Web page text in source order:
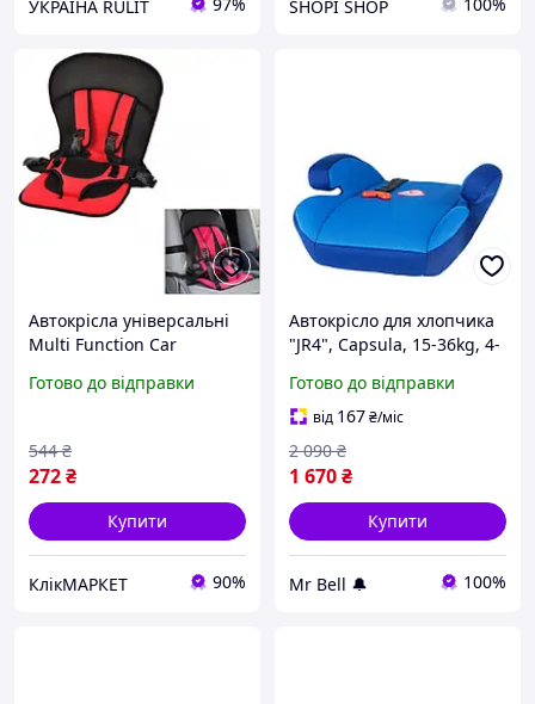
УКРАЇНА RULIT SHOPI SHOP
Автокрісла універсальні
Multi Function Car
для поїздок, Автокрісло
Готово до відправки
272₴
544 ₴
Купити
КлікМАРКЕТ 90%
Автокрісло для хлопчика
"JR4", Capsula, 15-36kg, 4-
см
Готово до відправки
від 167₴/міс
1 670₴
2 090 ₴
Купити
Mr Bell 🔔 100%